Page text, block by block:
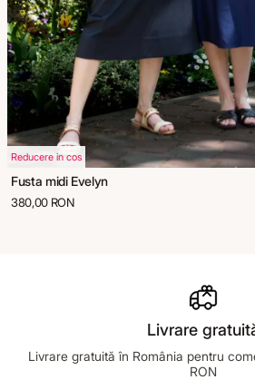
Reducere in cos
Fusta midi Evelyn
380,00 RON
Livrare
Livrare gratuită în România pentru
RON